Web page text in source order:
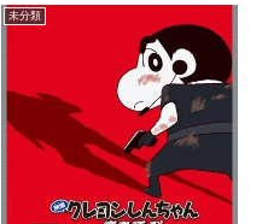
じ橘めいは小学生時代、クラスで
飼っていたウサギが雑草を食べさ
せられた後で急死した時、その場
に居合わせただけだ...
未分類